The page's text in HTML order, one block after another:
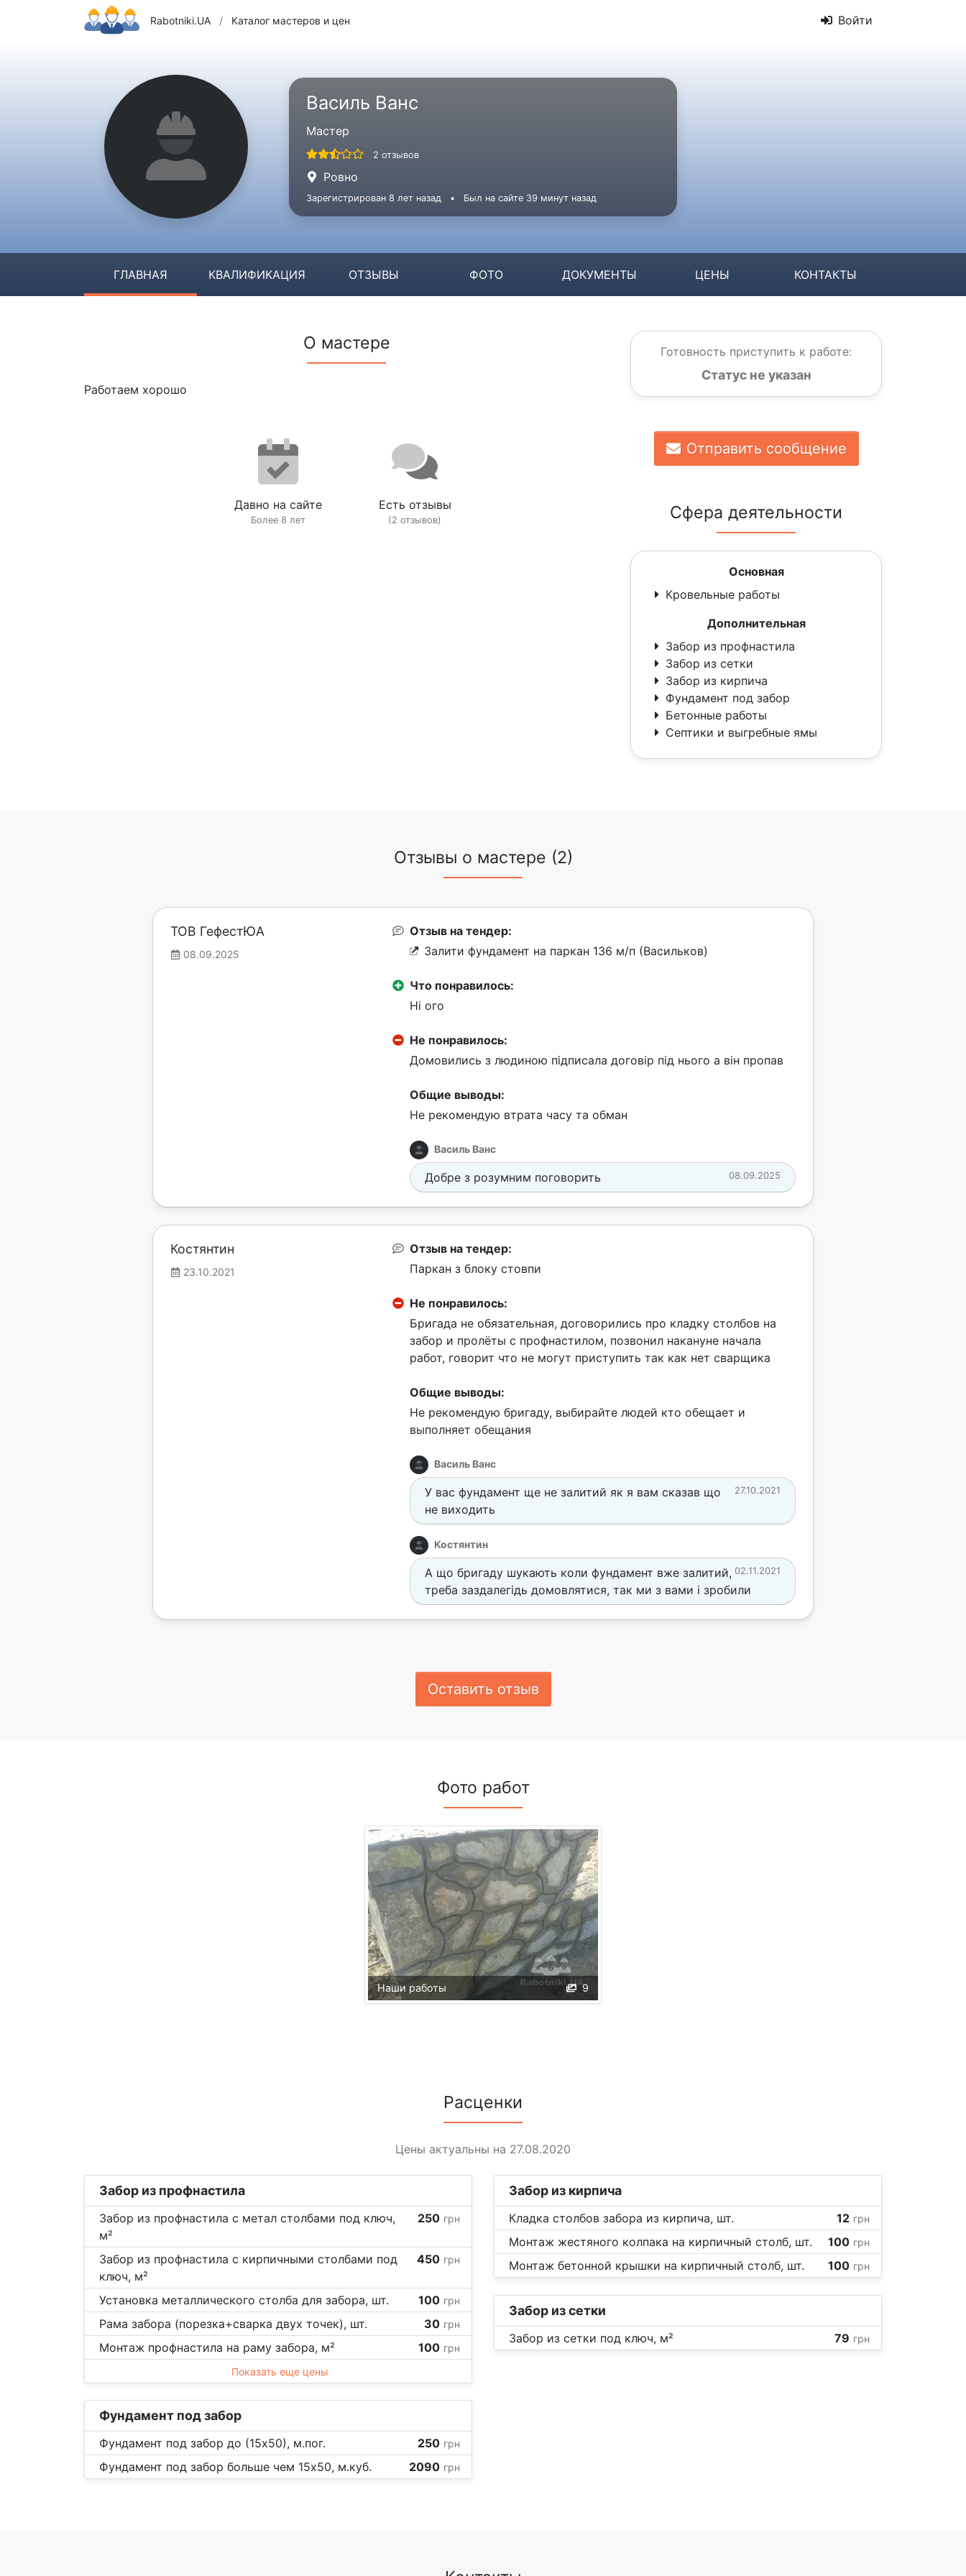
Rabotniki.UA / Каталог мастеров и цен Войти
Василь Ванс
Мастер
2 отзывов
Ровно
Зарегистрирован 8 лет назад • Был на сайте 39 минут назад
ГЛАВНАЯ КВАЛИФИКАЦИЯ ОТЗЫВЫ ФОТО ДОКУМЕНТЫ ЦЕНЫ КОНТАКТЫ
О мастере
Работаем хорошо
Давно на сайте
Более 8 лет
Есть отзывы
(2 отзывов)
Готовность приступить к работе:
Статус не указан
Отправить сообщение
Сфера деятельности
Основная
Кровельные работы
Дополнительная
Забор из профнастила
Забор из сетки
Забор из кирпича
Фундамент под забор
Бетонные работы
Септики и выгребные ямы
Отзывы о мастере (2)
ТОВ ГефестЮА
08.09.2025
Отзыв на тендер:
Залити фундамент на паркан 136 м/п (Васильков)
Что понравилось:
Ні ого
Не понравилось:
Домовились з людиною підписала договір під нього а він пропав
Общие выводы:
Не рекомендую втрата часу та обман
Василь Ванс
08.09.2025
Добре з розумним поговорить
Костянтин
23.10.2021
Отзыв на тендер:
Паркан з блоку стовпи
Не понравилось:
Бригада не обязательная, договорились про кладку столбов на
забор и пролёты с профнастилом, позвонил накануне начала
работ, говорит что не могут приступить так как нет сварщика
Общие выводы:
Не рекомендую бригаду, выбирайте людей кто обещает и
выполняет обещания
Василь Ванс
27.10.2021
У вас фундамент ще не залитий як я вам сказав що
не виходить
Костянтин
02.11.2021
А що бригаду шукають коли фундамент вже залитий,
треба заздалегідь домовлятися, так ми з вами і зробили
Оставить отзыв
Фото работ
9
Наши работы
Расценки
Цены актуальны на 27.08.2020
Забор из профнастила
Забор из профнастила с метал столбами под ключ,
м²
250 грн
Забор из профнастила с кирпичными столбами под
ключ, м²
450 грн
Установка металлического столба для забора, шт. 100 грн
Рама забора (порезка+сварка двух точек), шт. 30 грн
Монтаж профнастила на раму забора, м² 100 грн
Показать еще цены
Фундамент под забор
Фундамент под забор до (15х50), м.пог. 250 грн
Фундамент под забор больше чем 15х50, м.куб. 2090 грн
Забор из кирпича
Кладка столбов забора из кирпича, шт. 12 грн
Монтаж жестяного колпака на кирпичный столб, шт. 100 грн
Монтаж бетонной крышки на кирпичный столб, шт. 100 грн
Забор из сетки
Забор из сетки под ключ, м² 79 грн